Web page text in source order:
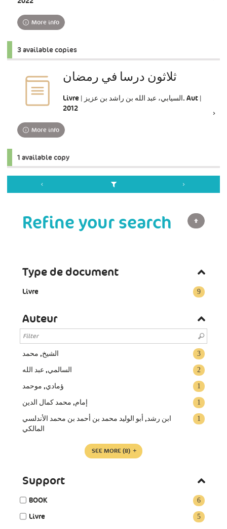
More info
3 available copies
ثلاثون درسا في رمضان
Livre | السيابي، عبد الله بن راشد بن عزيز. Aut |
2012
More info
1 available copy
Refine your search
Type de document
9
Livre
Auteur
3 الشيخ, محمد
2 السالمي, عبد الله
1 ؤمادي, موحمد
1 إمام, محمد كمال الدين
1
ابن رشد, أبو الوليد محمد بن أحمد بن محمد الأندلسي
المالكي
SEE MORE (8)
Support
6
BOOK
5
Livre